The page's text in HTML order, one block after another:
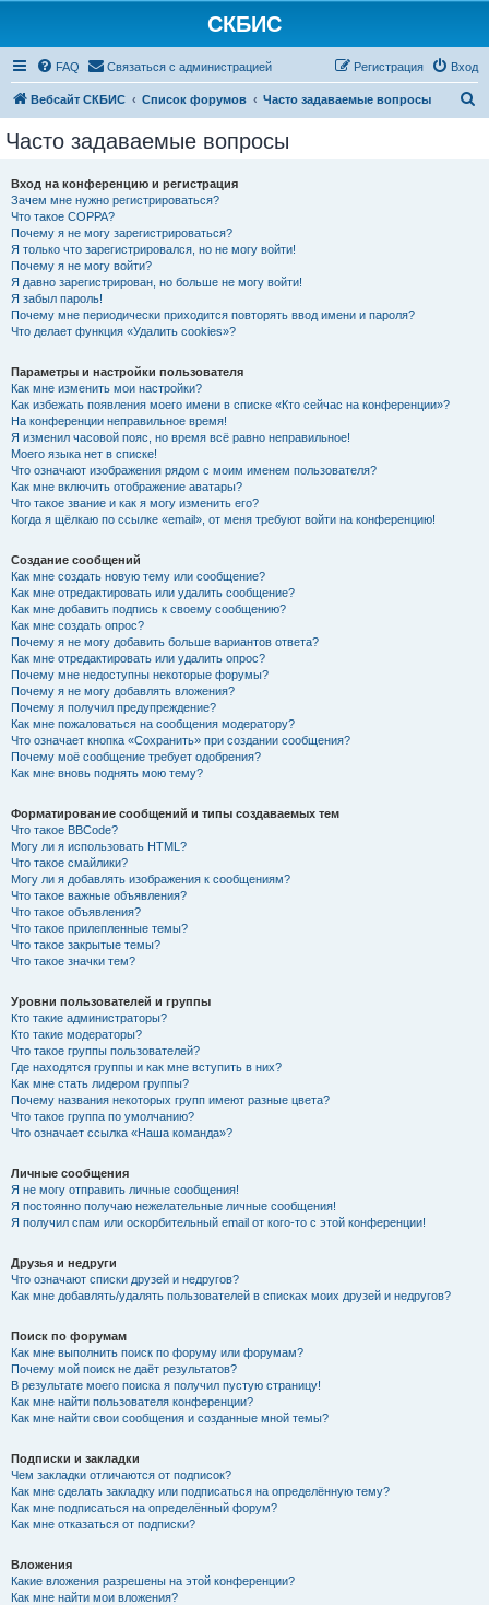
СКБИС
FAQ Связаться с администрацией Вход
Регистрация
Вебсайт СКБИС Список форумов Часто задаваемые вопросы
Часто задаваемые вопросы
Вход на конференцию и регистрация
Зачем мне нужно регистрироваться?
Что такое COPPA?
Почему я не могу зарегистрироваться?
Я только что зарегистрировался, но не могу войти!
Почему я не могу войти?
Я давно зарегистрирован, но больше не могу войти!
Я забыл пароль!
Почему мне периодически приходится повторять ввод имени и пароля?
Что делает функция «Удалить cookies»?
Параметры и настройки пользователя
Как мне изменить мои настройки?
Как избежать появления моего имени в списке «Кто сейчас на конференции»?
На конференции неправильное время!
Я изменил часовой пояс, но время всё равно неправильное!
Моего языка нет в списке!
Что означают изображения рядом с моим именем пользователя?
Как мне включить отображение аватары?
Что такое звание и как я могу изменить его?
Когда я щёлкаю по ссылке «email», от меня требуют войти на конференцию!
Создание сообщений
Как мне создать новую тему или сообщение?
Как мне отредактировать или удалить сообщение?
Как мне добавить подпись к своему сообщению?
Как мне создать опрос?
Почему я не могу добавить больше вариантов ответа?
Как мне отредактировать или удалить опрос?
Почему мне недоступны некоторые форумы?
Почему я не могу добавлять вложения?
Почему я получил предупреждение?
Как мне пожаловаться на сообщения модератору?
Что означает кнопка «Сохранить» при создании сообщения?
Почему моё сообщение требует одобрения?
Как мне вновь поднять мою тему?
Форматирование сообщений и типы создаваемых тем
Что такое BBCode?
Могу ли я использовать HTML?
Что такое смайлики?
Могу ли я добавлять изображения к сообщениям?
Что такое важные объявления?
Что такое объявления?
Что такое прилепленные темы?
Что такое закрытые темы?
Что такое значки тем?
Уровни пользователей и группы
Кто такие администраторы?
Кто такие модераторы?
Что такое группы пользователей?
Где находятся группы и как мне вступить в них?
Как мне стать лидером группы?
Почему названия некоторых групп имеют разные цвета?
Что такое группа по умолчанию?
Что означает ссылка «Наша команда»?
Личные сообщения
Я не могу отправить личные сообщения!
Я постоянно получаю нежелательные личные сообщения!
Я получил спам или оскорбительный email от кого-то с этой конференции!
Друзья и недруги
Что означают списки друзей и недругов?
Как мне добавлять/удалять пользователей в списках моих друзей и недругов?
Поиск по форумам
Как мне выполнить поиск по форуму или форумам?
Почему мой поиск не даёт результатов?
В результате моего поиска я получил пустую страницу!
Как мне найти пользователя конференции?
Как мне найти свои сообщения и созданные мной темы?
Подписки и закладки
Чем закладки отличаются от подписок?
Как мне сделать закладку или подписаться на определённую тему?
Как мне подписаться на определённый форум?
Как мне отказаться от подписки?
Вложения
Какие вложения разрешены на этой конференции?
Как мне найти мои вложения?